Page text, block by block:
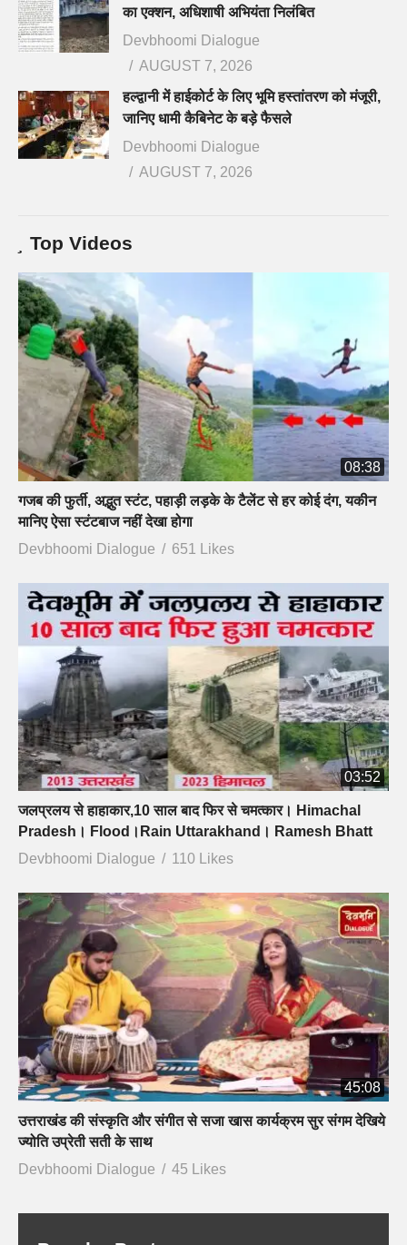
का एक्शन, अधिशाषी अभियंता निलंबित
Devbhoomi Dialogue
AUGUST 7, 2026
हल्द्वानी में हाईकोर्ट के लिए भूमि हस्तांतरण को मंजूरी,
जानिए धामी कैबिनेट के बड़े फैसले
Devbhoomi Dialogue
AUGUST 7, 2026
Top Videos
08:38
गजब की फुर्ती, अद्भुत स्टंट, पहाड़ी लड़के के टैलेंट से हर कोई दंग, यकीन
मानिए ऐसा स्टंटबाज नहीं देखा होगा
Devbhoomi Dialogue
651 Likes
03:52
जलप्रलय से हाहाकार,10 साल बाद फिर से चमत्कार। Himachal
Pradesh। Flood।Rain Uttarakhand। Ramesh Bhatt
Devbhoomi Dialogue
110 Likes
45:08
उत्तराखंड की संस्कृति और संगीत से सजा खास कार्यक्रम सुर संगम देखिये
ज्योति उप्रेती सती के साथ
Devbhoomi Dialogue
45 Likes